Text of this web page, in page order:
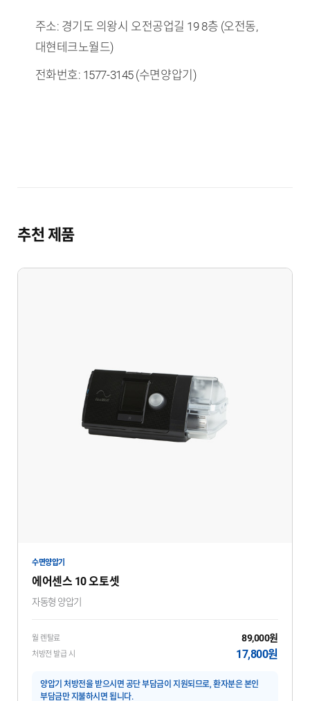
주소: 경기도 의왕시 오전공업길 19 8층 (오전동,
대현테크노월드)
전화번호: 1577-3145 (수면양압기)
추천 제품
수면양압기
에어센스 10 오토셋
자동형 양압기
월 렌탈료 89,000원
처방전 발급 시 17,800원
양압기 처방전을 받으시면 공단 부담금이 지원되므로, 환자분은 본인
부담금만 지불하시면 됩니다.